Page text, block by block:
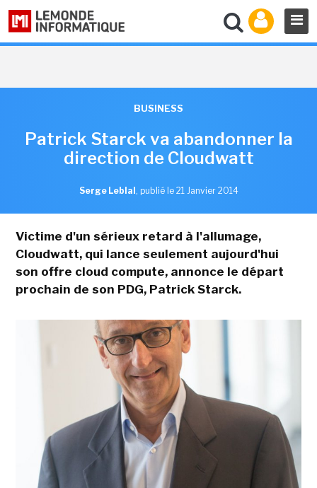
BUSINESS
Patrick Starck va abandonner la
direction de Cloudwatt
Serge Leblal , publié le 21 Janvier 2014
Victime d'un sérieux retard à l'allumage,
Cloudwatt, qui lance seulement aujourd'hui
son offre cloud compute, annonce le départ
prochain de son PDG, Patrick Starck.